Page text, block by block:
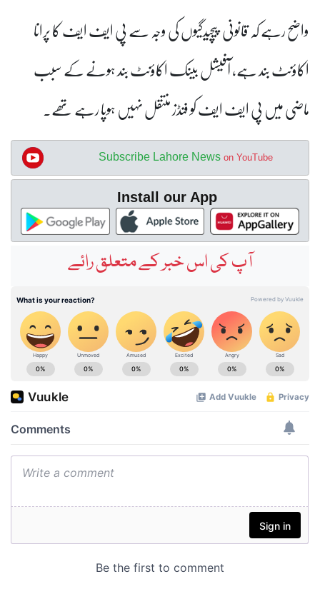
واضح رہے کہ قانونی پیچیدگیوں کی وجہ سے پی ایف ایف کا پرانا
اکاؤنٹ بند ہے، آفیشل بینک اکاؤنٹ بند ہونے کے سبب
ماضی میں پی ایف ایف کو فنڈز منتقل نہیں ہوپا رہے تھے۔
Subscribe Lahore News on YouTube
Install our App
آپ کی اس خبر کے متعلق رائے